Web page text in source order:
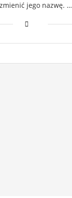
jego nazwę. …